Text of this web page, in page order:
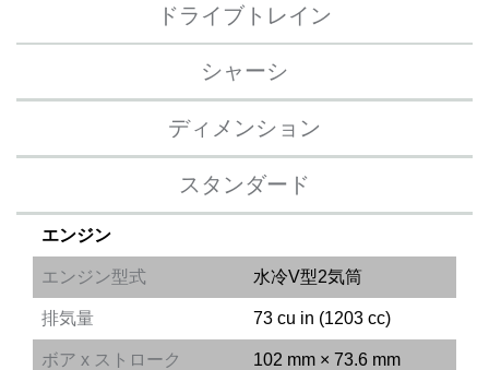
ドライブトレイン
シャーシ
ディメンション
スタンダード
エンジン
エンジン型式 水冷V型2気筒
排気量 73 cu in (1203 cc)
ボア x ストローク 102 mm × 73.6 mm